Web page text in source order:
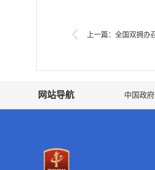
上一篇： 全国双拥办
网站导航 中国政